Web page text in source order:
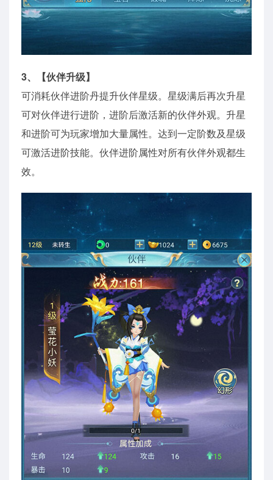
3、【伙伴升级】
可消耗伙伴进阶丹提升伙伴星级。星级满后再次升星
可对伙伴进行进阶，进阶后激活新的伙伴外观。升星
和进阶可为玩家增加大量属性。达到一定阶数及星级
可激活进阶技能。伙伴进阶属性对所有伙伴外观都生
效。